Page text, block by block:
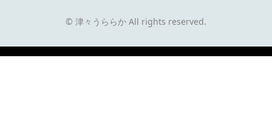
© 津々うららか All rights reserved.